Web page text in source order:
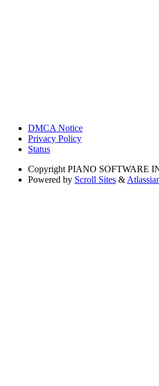
DMCA Notice
Privacy Policy
Status
Copyright PIANO SOFTWARE
Powered by Scroll Sites &